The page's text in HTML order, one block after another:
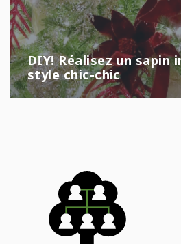
DIY! Réalisez un sapin
style chic-chic